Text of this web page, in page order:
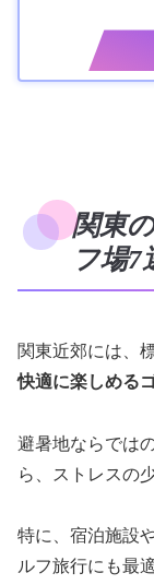
関東
フ場
関東近郊には、
快適に楽しめる
避暑地ならでは
ら、ストレスの
特に、宿泊施設
ルフ旅行にも最